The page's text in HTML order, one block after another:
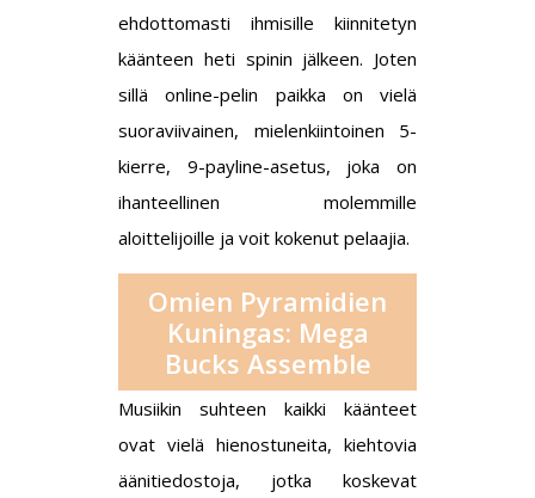
ehdottomasti ihmisille kiinnitetyn
käänteen heti spinin jälkeen. Joten
sillä online-pelin paikka on vielä
suoraviivainen, mielenkiintoinen 5-
kierre, 9-payline-asetus, joka on
ihanteellinen molemmille
aloittelijoille ja voit kokenut pelaajia.
Omien Pyramidien
Kuningas: Mega
Bucks Assemble
Musiikin suhteen kaikki käänteet
ovat vielä hienostuneita, kiehtovia
äänitiedostoja, jotka koskevat